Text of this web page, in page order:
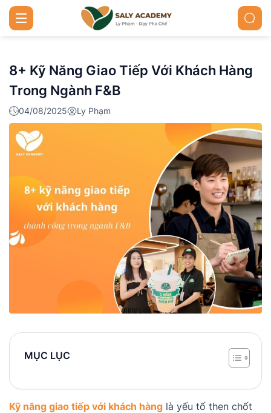
8+ Kỹ Năng Giao Tiếp Với Khách Hàng
Trong Ngành F&B
04/08/2025 Ly Phạm
MỤC LỤC
Kỹ năng giao tiếp với khách hàng là yếu tố then chốt